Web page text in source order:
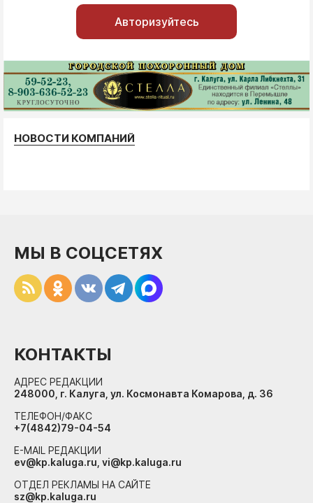
Авторизуйтесь
НОВОСТИ КОМПАНИЙ
МЫ В СОЦСЕТЯХ
КОНТАКТЫ
АДРЕС РЕДАКЦИИ
248000, г. Калуга, ул. Космонавта Комарова, д. 36
ТЕЛЕФОН/ФАКС
+7(4842)79-04-54
E-MAIL РЕДАКЦИИ
ev@kp.kaluga.ru, vi@kp.kaluga.ru
ОТДЕЛ РЕКЛАМЫ НА САЙТЕ
sz@kp.kaluga.ru